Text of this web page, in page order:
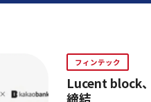
フィンテック
Lucent block
締結